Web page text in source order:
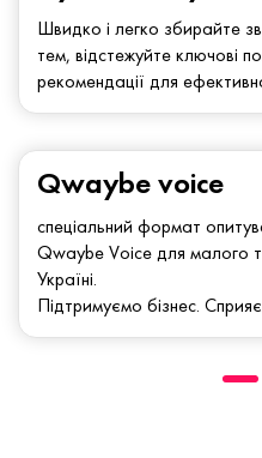
Qwaybe voice
спеціальний формат
Qwaybe Voice для малого
Україні.
Підтримуємо бізнес.
Швидко і легко збирайте
тем, відстежуйте ключові
рекомендації для